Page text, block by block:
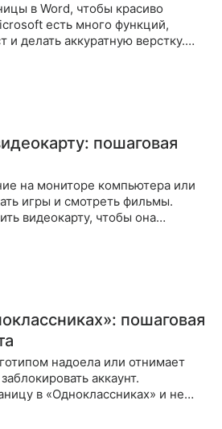
в Word, чтобы красиво
есть много функций,
и делать аккуратную верстку.
пошаговая
на мониторе компьютера или
игры и смотреть фильмы.
видеокарту, чтобы она
пошаговая
надоела или отнимает
аккаунт.
в «Одноклассниках» и не